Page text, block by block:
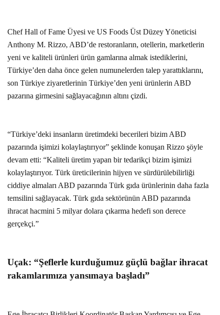
Chef Hall of Fame Üyesi ve US Foods Üst Düzey Yöneticisi
Anthony M. Rizzo, ABD’de restoranların, otellerin, marketlerin
yeni ve kaliteli ürünleri ürün gamlarına almak istediklerini,
Türkiye’den daha önce gelen numunelerden talep yarattıklarını,
son Türkiye ziyaretlerinin Türkiye’den yeni ürünlerin ABD
pazarına girmesini sağlayacağının altını çizdi.
“Türkiye’deki insanların üretimdeki becerileri bizim ABD
pazarında işimizi kolaylaştırıyor” şeklinde konuşan Rizzo şöyle
devam etti: “Kaliteli üretim yapan bir tedarikçi bizim işimizi
kolaylaştırıyor. Türk üreticilerinin hijyen ve sürdürülebilirliği
ciddiye almaları ABD pazarında Türk gıda ürünlerinin daha fazla
temsilini sağlayacak. Türk gıda sektörünün ABD pazarında
ihracat hacmini 5 milyar dolara çıkarma hedefi son derece
gerçekçi.”
Uçak: “Şeflerle kurduğumuz güçlü bağlar ihracat
rakamlarımıza yansımaya başladı”